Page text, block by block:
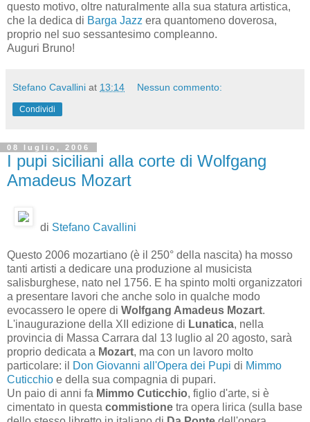
questo motivo, oltre naturalmente alla sua statura artistica,
che la dedica di Barga Jazz era quantomeno doverosa,
proprio nel suo sessantesimo compleanno.
Auguri Bruno!
Stefano Cavallini at 13:14 Nessun commento:
Condividi
08 luglio, 2006
I pupi siciliani alla corte di Wolfgang
Amadeus Mozart
di Stefano Cavallini
Questo 2006 mozartiano (è il 250° della nascita) ha mosso
tanti artisti a dedicare una produzione al musicista
salisburghese, nato nel 1756. E ha spinto molti organizzatori
a presentare lavori che anche solo in qualche modo
evocassero le opere di Wolfgang Amadeus Mozart.
L'inaugurazione della XII edizione di Lunatica, nella
provincia di Massa Carrara dal 13 luglio al 20 agosto, sarà
proprio dedicata a Mozart, ma con un lavoro molto
particolare: il
Don Giovanni all'Opera dei Pupi di Mimmo
Cuticchio e della sua compagnia di pupari.
Un paio di anni fa Mimmo Cuticchio, figlio d'arte, si è
cimentato in questa commistione tra opera lirica (sulla base